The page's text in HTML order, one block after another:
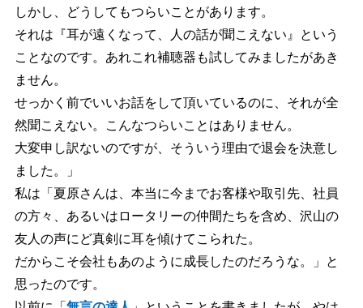
しかし、どうしてもつらいことがあります。
それは『耳が遠くなって、人の話が聞こえない』という
ことなのです。あれこれ補聴器も試してみましたがあき
ません。
せっかく前でいいお話をして頂いているのに、それが全
然聞こえない。こんなつらいことはありません。
大変申し訳ないのですが、そういう理由で退会を決意し
ました。」
私は「夏原さんは、本当に今までお客様や取引先、社員
の方々、あるいはロータリーの仲間たちを含め、沢山の
友人の声にど真剣に耳を傾けてこられた。
だからこそ会社もあのように成長したのだろうな。」と
思ったのです。